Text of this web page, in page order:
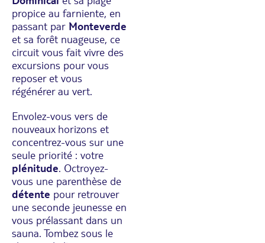
propice au farniente, en
passant par Monteverde
et sa forêt nuageuse, ce
circuit vous fait vivre des
excursions pour vous
reposer et vous
régénérer au vert.
Envolez-vous vers de
nouveaux horizons et
concentrez-vous sur une
seule priorité : votre
plénitude. Octroyez-
vous une parenthèse de
détente pour retrouver
une seconde jeunesse en
vous prélassant dans un
sauna. Tombez sous le